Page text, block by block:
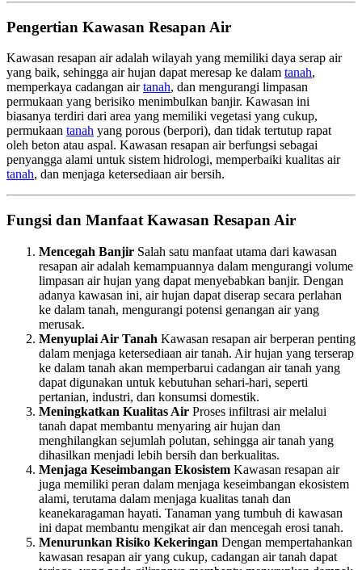
Pengertian Kawasan Resapan Air
Kawasan resapan air adalah wilayah yang memiliki daya serap air
yang baik, sehingga air hujan dapat meresap ke dalam tanah,
memperkaya cadangan airtanah, dan mengurangi limpasan
permukaan yang berisiko menimbulkan banjir. Kawasan ini
biasanya terdiri dari area yang memiliki vegetasi yang cukup,
permukaan tanah yang porous (berpori), dan tidak tertutup rapat
oleh beton atau aspal. Kawasan resapan air berfungsi sebagai
penyangga alami untuk sistem hidrologi, memperbaiki kualitas air
tanah, dan menjaga ketersediaan air bersih.
Fungsi dan Manfaat Kawasan Resapan Air
Mencegah Banjir Salah satu manfaat utama dari kawasan
resapan air adalah kemampuannya dalam mengurangi volume
limpasan air hujan yang dapat menyebabkan banjir. Dengan
adanya kawasan ini, air hujan dapat diserap secara perlahan
ke dalam tanah, mengurangi potensi genangan air yang
merusak.
Menyuplai Air Tanah Kawasan resapan air berperan penting
dalam menjaga ketersediaan air tanah. Air hujan yang terserap
ke dalam tanah akan memperbarui cadangan air tanah yang
dapat digunakan untuk kebutuhan sehari-hari, seperti
pertanian, industri, dan konsumsi domestik.
Meningkatkan Kualitas Air Proses infiltrasi air melalui
tanah dapat membantu menyaring air hujan dan
menghilangkan sejumlah polutan, sehingga air tanah yang
dihasilkan menjadi lebih bersih dan berkualitas.
Menjaga Keseimbangan Ekosistem Kawasan resapan air
juga memiliki peran dalam menjaga keseimbangan ekosistem
alami, terutama dalam menjaga kualitas tanah dan
keanekaragaman hayati. Tanaman yang tumbuh di kawasan
ini dapat membantu mengikat air dan mencegah erosi tanah.
Menurunkan Risiko Kekeringan Dengan mempertahankan
kawasan resapan air yang cukup, cadangan air tanah dapat